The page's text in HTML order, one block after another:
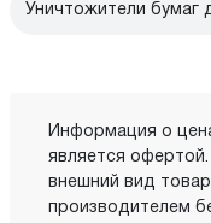
Уничтожители бумаг
Информация о
является офертой.
внешний вид
производителем